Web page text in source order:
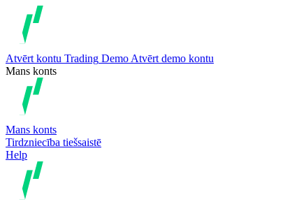
Atvērt kontu Trading Demo Atvērt demo kontu
Mans konts
Mans konts
Tirdzniecība tiešsaistē
Help